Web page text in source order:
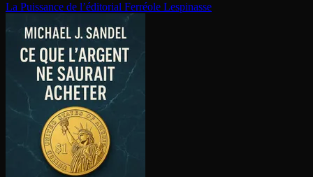
La Puissance de l’éditorial Ferréole Lespinasse